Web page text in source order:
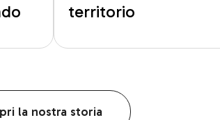
territorio
la nostra storia